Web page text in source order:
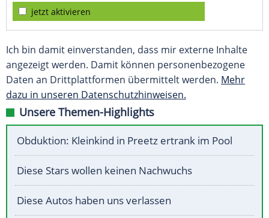
jetzt aktivieren
Ich bin damit einverstanden, dass mir externe Inhalte
angezeigt werden. Damit können personenbezogene
Daten an Drittplattformen übermittelt werden. Mehr
dazu in unseren Datenschutzhinweisen.
Unsere Themen-Highlights
Obduktion: Kleinkind in Preetz ertrank im Pool
Diese Stars wollen keinen Nachwuchs
Diese Autos haben uns verlassen